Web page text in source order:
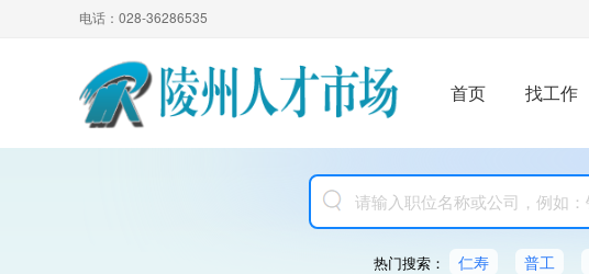
电话：028-36286535
首页 找工作
热门搜索： 仁寿 普工